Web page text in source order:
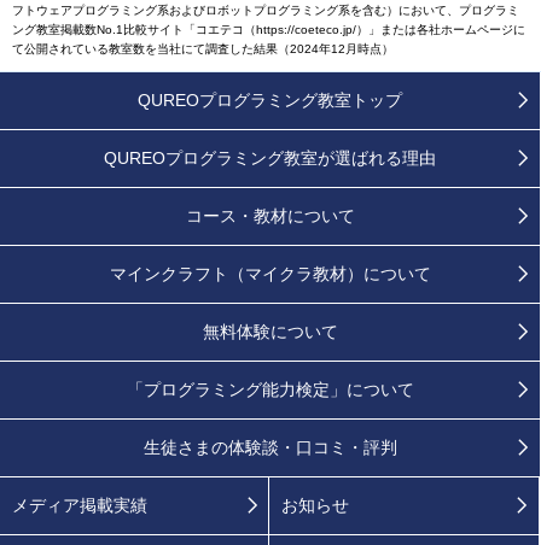
フトウェアプログラミング系およびロボットプログラミング系を含む）において、プログラミ
ング教室掲載数No.1比較サイト「コエテコ（https://coeteco.jp/）」または各社ホームページに
て公開されている教室数を当社にて調査した結果（2024年12月時点）
QUREOプログラミング教室トップ
QUREOプログラミング教室が選ばれる理由
コース・教材について
マインクラフト（マイクラ教材）について
無料体験について
「プログラミング能力検定」 について
生徒さまの体験談・口コミ・評判
メディア掲載実績 お知らせ